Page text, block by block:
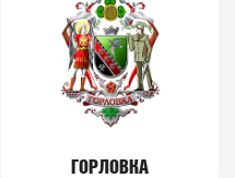
ГОРЛОВКА